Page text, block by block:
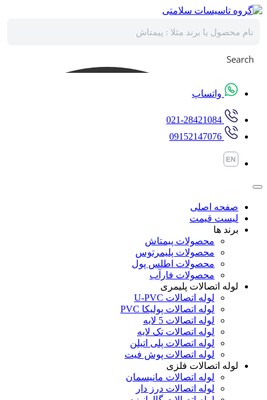
پرش
محتوا
Search
واتساپ
021-28421084
09152147076
صفحه اصلی
لیست قیمت
برند ها
محصولات پیمتاش
محصولات پلیمرتوس
محصولات اطلس پول
محصولات فارآب
لوله اتصالات پلیمری
لوله اتصالات U-PVC
لوله اتصالات پولیکا PVC
لوله اتصالات 5 لایه
لوله اتصالات تک لایه
لوله اتصالات پلی اتیلن
لوله اتصالات پوش فیت
لوله اتصالات فلزی
لوله اتصالات مانیسمان
لوله اتصالات درز دار